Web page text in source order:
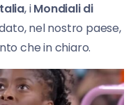
, iMondialidi
nel nostro paese,
che in chiaro.